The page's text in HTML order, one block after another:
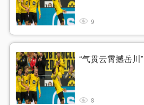
9
“气贯云霄撼岳川”
8